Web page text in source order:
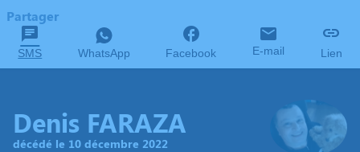
Partager
SMS WhatsApp Facebook E-mail Lien
Denis FARAZA
décédé le 10 décembre 2022